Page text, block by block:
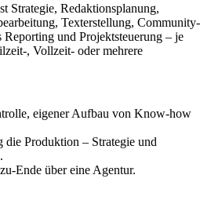
Strategie, Redaktionsplanung,
Texterstellung, Community-
Reporting und Projektsteuerung – je
, Vollzeit- oder mehrere
eigener Aufbau von Know-how
die Produktion – Strategie und
Ende über eine Agentur.